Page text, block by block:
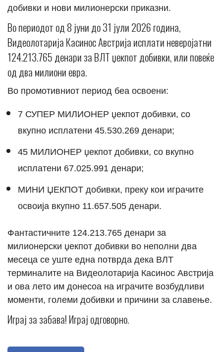
добивки и нови милионерски приказни.
Во периодот од 8 јуни до 31 јули 2026 година,
Видеолотарија Касинос Австрија исплати неверојатни
124.213.765 денари за ВЛТ џекпот добивки, или повеќе
од два милиони евра.
Во промотивниот период беа освоени:
7 СУПЕР МИЛИОНЕР џекпот добивки, со
вкупно исплатени 45.530.269 денари;
45 МИЛИОНЕР џекпот добивки, со вкупно
исплатени 67.025.991 денари;
МИНИ ЏЕКПОТ добивки, преку кои играчите
освоија вкупно 11.657.505 денари.
Фантастичните 124.213.765 денари за
милионерски џекпот добивки во неполни два
месеца се уште една потврда дека ВЛТ
терминалите на Видеолотарија Касинос Австрија
и ова лето им донесоа на играчите возбудливи
моменти, големи добивки и причини за славење.
Играј за забава! Играј одговорно.